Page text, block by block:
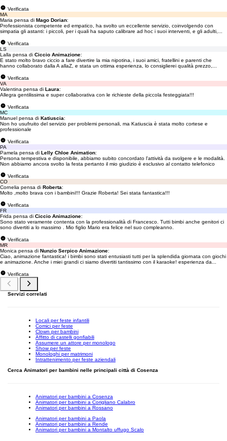
Verificata
MA
Maria pensa di Mago Dorian:
Professionista competente ed empatico, ha svolto un eccellente servizio, coinvolgendo con
simpatia gli astanti: i piccoli, per i quali ha saputo calibrare ad hoc i suoi interventi, e gli adulti,...
Verificata
LS
Lalla pensa di Ciccio Animazione:
E stato molto bravo ciccio a fare divertire la mia nipotina, i suoi amici, fratellini e parenti che
hanno collaborato dalla A allaZ, e stata un ottima esperienza, lo consiglierei qualità prezzo,...
Verificata
VA
Valentina pensa di Laura:
Allegra gentilissima e super collaborativa con le richieste della piccola festeggiata!!!
Verificata
MC
Manuel pensa di Katiuscia:
Non ho usufruito del servizio per problemi personali, ma Katiuscia è stata molto cortese e
professionale
Verificata
PA
Pamela pensa di Lelly Chloe Animation:
Persona tempestiva e disponibile, abbiamo subito concordato l'attività da svolgere e le modalità.
Non abbiamo ancora svolto la festa pertanto il mio giudizio è esclusivo al contatto telefonico
Verificata
CO
Cornelia pensa di Roberta:
Molto ,molto brava con i bambini!!! Grazie Roberta! Sei stata fantastica!!!
Verificata
FR
Frida pensa di Ciccio Animazione:
Sono stato veramente contenta con la professionalità di Francesco. Tutti bimbi anche genitori ci
sono divertiti a lo massimo . Mio figlio Mario era felice nel suo compleanno.
Verificata
MR
Monica pensa di Nunzio Serpico Animazione:
Ciao, animazione fantastica! i bimbi sono stati entusiasti tutti per la splendida giornata con giochi
e animazione. Anche i miei grandi ci siamo divertiti tantissimo con il karaoke! esperienza da...
Verificata
Servizi correlati
Locali per feste infantili
Comici per feste
Clown per bambini
Affitto di castelli gonfiabili
Assumere un attore per monologo
Show per feste
Monologhi per matrimoni
Intrattenimento per feste aziendali
Cerca Animatori per bambini nelle principali città di Cosenza
Animatori per bambini a Cosenza
Animatori per bambini a Corigliano Calabro
Animatori per bambini a Rossano
Animatori per bambini a Paola
Animatori per bambini a Rende
Animatori per bambini a Montalto uffugo Scalo